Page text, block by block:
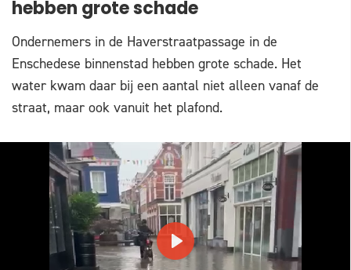
hebben grote schade
Ondernemers in de Haverstraatpassage in de
Enschedese binnenstad hebben grote schade. Het
water kwam daar bij een aantal niet alleen vanaf de
straat, maar ook vanuit het plafond.
PLAY